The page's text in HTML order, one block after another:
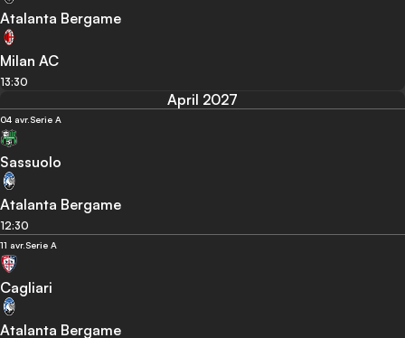
Atalanta Bergame
Milan AC
13:30
April 2027
04 avr. Serie A
Sassuolo
Atalanta Bergame
12:30
11 avr. Serie A
Cagliari
Atalanta Bergame